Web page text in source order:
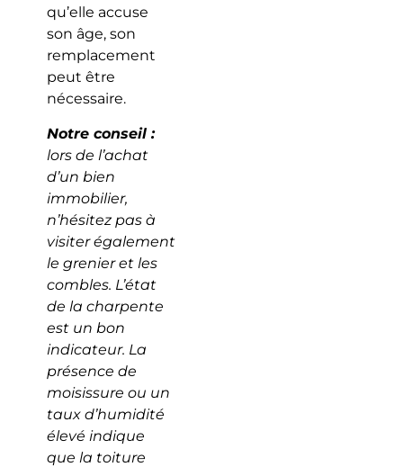
qu’elle accuse
son âge, son
remplacement
peut être
nécessaire.
Notre conseil :
lors de l’achat
d’un bien
immobilier,
n’hésitez pas à
visiter également
le grenier et les
combles. L’état
de la charpente
est un bon
indicateur. La
présence de
moisissure ou un
taux d’humidité
élevé indique
que la toiture